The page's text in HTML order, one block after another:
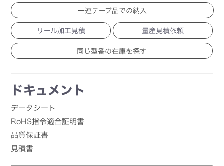
一連テープ品での納入
リール加工見積 量産見積依頼
ドキュメント
データシート
RoHS指令適合証明書
品質保証書
見積書